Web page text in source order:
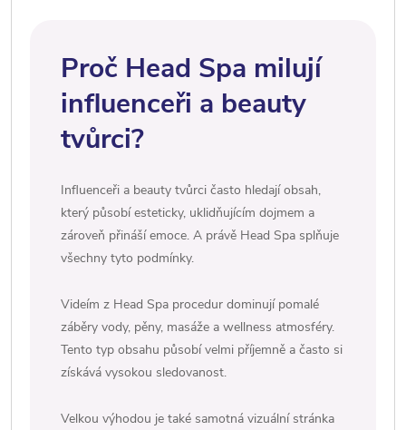
Proč Head Spa milují
influenceři a beauty
tvůrci?
Influenceři a beauty tvůrci často hledají obsah,
který působí esteticky, uklidňujícím dojmem a
zároveň přináší emoce. A právě Head Spa splňuje
všechny tyto podmínky.
Videím z Head Spa procedur dominují pomalé
záběry vody, pěny, masáže a wellness atmosféry.
Tento typ obsahu působí velmi příjemně a často si
získává vysokou sledovanost.
Velkou výhodou je také samotná vizuální stránka